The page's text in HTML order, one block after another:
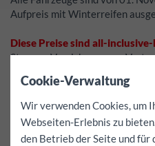
Aufpreis mit Winterreifen
Diese Preise sind all-
Steuern, Versicherungen,
Zusatzkilometer für dieses
Kaution:
EUR
Selbstbehalt pro Schadensfall
Keine Selbstbeteiligung!
Cookie-Verwaltung
Wir verwenden Cookies, um
Webseiten-Erlebnis zu
den Betrieb der Seite und für